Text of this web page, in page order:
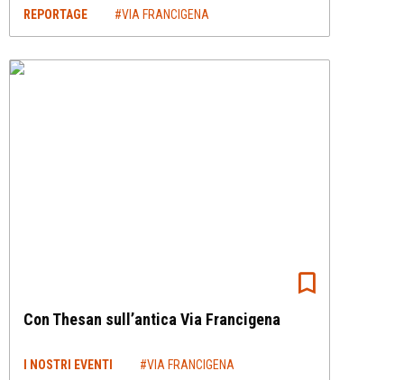
REPORTAGE #VIA FRANCIGENA
Con Thesan sull’antica Via Francigena
I NOSTRI EVENTI #VIA FRANCIGENA